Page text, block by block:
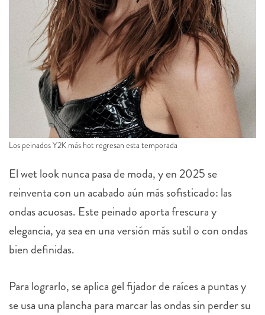
Los peinados Y2K más hot regresan esta temporada
El wet look nunca pasa de moda, y en 2025 se
reinventa con un acabado aún más sofisticado: las
ondas acuosas. Este peinado aporta frescura y
elegancia, ya sea en una versión más sutil o con ondas
bien definidas.
Para lograrlo, se aplica gel fijador de raíces a puntas y
se usa una plancha para marcar las ondas sin perder su